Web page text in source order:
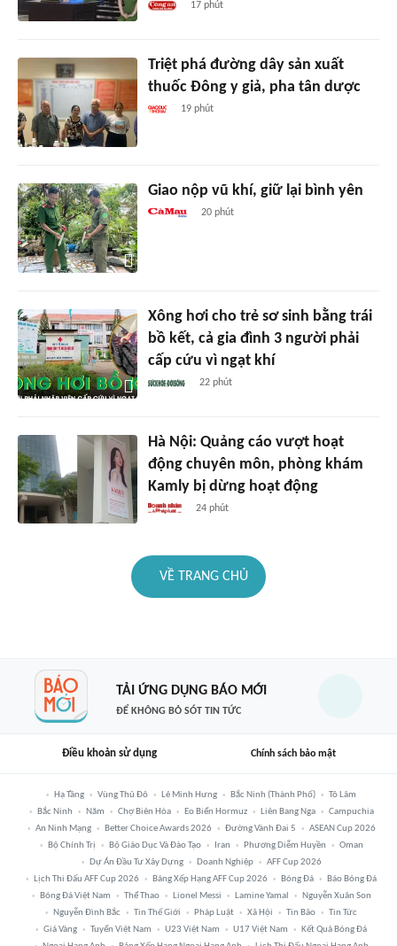
17 phút
Triệt phá đường dây sản xuất
thuốc Đông y giả, pha tân dược
19 phút
Giao nộp vũ khí, giữ lại bình yên
20 phút
Xông hơi cho trẻ sơ sinh bằng trái
bồ kết, cả gia đình 3 người phải
cấp cứu vì ngạt khí
22 phút
Hà Nội: Quảng cáo vượt hoạt
động chuyên môn, phòng khám
Kamly bị dừng hoạt động
24 phút
VỀ TRANG CHỦ
TẢI ỨNG DỤNG BÁO MỚI
ĐỂ KHÔNG BỎ SÓT TIN TỨC
Điều khoản sử dụng Chính sách bảo mật
Hạ Tầng Vùng Thủ Đô Lê Minh Hưng Bắc Ninh (thành Phố)
Tô Lâm
Bắc Ninh
Năm Chợ Biên Hòa Eo Biển Hormuz Liên Bang Nga
Campuchia
An Ninh Mạng
Better Choice Awards 2026 Đường Vành Đai 5
ASEAN Cup 2026
Bộ Chính Trị
Bộ Giáo Dục Và Đào Tạo Iran Phương Diễm Huyền
Oman
Dự Án Đầu Tư Xây Dựng
Doanh Nghiệp
AFF Cup 2026
Lịch Thi Đấu AFF Cup 2026
Bảng Xếp Hạng AFF Cup 2026 Bóng Đá
Báo Bóng Đá
Bóng Đá Việt Nam
Thể Thao Lionel Messi Lamine Yamal
Nguyễn Xuân Son
Nguyễn Đình Bắc
Tin Thế Giới Pháp Luật Xã Hội Tin Bão
Tin Tức
Giá Vàng
Tuyển Việt Nam U23 Việt Nam U17 Việt Nam
Kết Quả Bóng Đá